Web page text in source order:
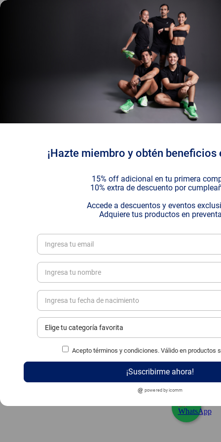
¡Hazte miembro y obtén beneficios
15% off adicional en tu primera
10% extra de descuento por
Accede a descuentos y eventos
Adquiere tus productos en
Acepto términos y condiciones. Válido en productos
¡Suscribirme ahora!
powered by icomm